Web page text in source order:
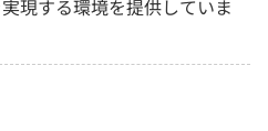
現する環境を提供していま